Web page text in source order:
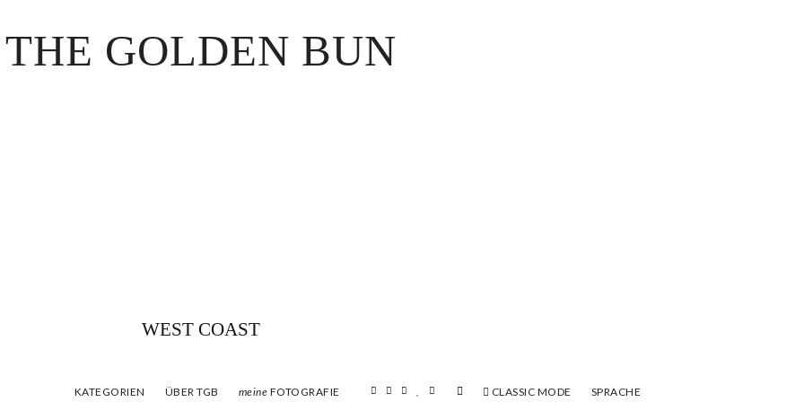
THE GOLDEN BUN
WEST COAST
KATEGORIEN ÜBER TGB meine FOTOGRAFIE CLASSIC MODE SPRACHE